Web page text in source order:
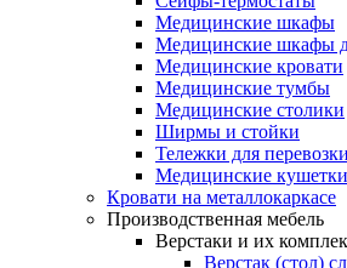
Медицинские шкафы
Медицинские шкафы
Медицинские кровати
Медицинские тумбы
Медицинские столики
Ширмы и стойки
Тележки для
Медицинские
Кровати на металлокаркасе
Производственная мебель
Верстаки и их
Верстак (стол)